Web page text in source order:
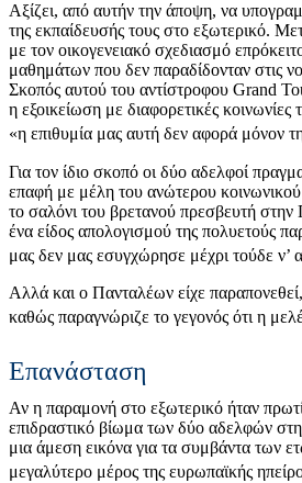
Αξίζει, από αυτήν την άποψη, να
της εκπαίδευσής τους στο εξωτερικό.
με τον οικογενειακό σχεδιασμό
μαθημάτων που δεν παραδίδονταν στις
Σκοπός αυτού του αντίστροφου Grand
η εξοικείωση με διαφορετικές
«η επιθυμία μας αυτή δεν αφορά μόνον
Για τον ίδιο σκοπό οι δύο αδελφοί
επαφή με μέλη του ανώτερου κοινωνικού
το σαλόνι του βρετανού πρεσβευτή
ένα είδος απολογισμού της πολυετούς
μας δεν μας εσυγχώρησε μέχρι τούδε
Αλλά και ο Πανταλέων είχε
καθώς παραγνώριζε το γεγονός ότι η
Επανάσταση
Αν η παραμονή στο εξωτερικό ήταν
επιδραστικό βίωμα των δύο αδελφών
μια άμεση εικόνα για τα συμβάντα των
μεγαλύτερο μέρος της ευρωπαϊκής